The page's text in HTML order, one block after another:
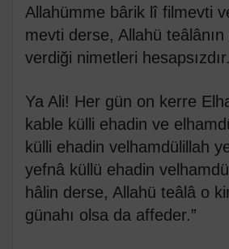
Allahümme bârik lî filmevti
mevti derse, Allahü
verdiği nimetleri hesapsızdır.
Ya Ali! Her gün on kerre
kable külli ehadin ve
külli ehadin velhamdülillah
yefnâ küllü ehadin
hâlin derse, Allahü teâlâ o
günahı olsa da affeder.”